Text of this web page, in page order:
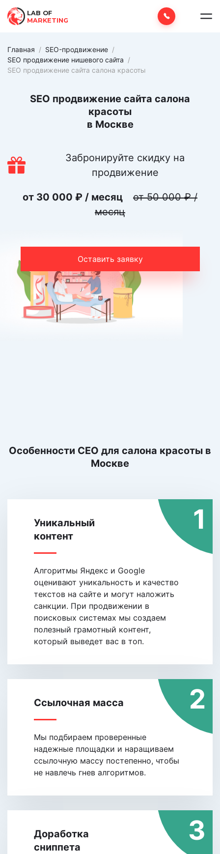
LAB OF
MARKETING
Главная / SEO-продвижение /
SEO продвижение нишевого сайта /
SEO продвижение сайта салона красоты
SEO продвижение сайта салона
красоты
в Москве
Забронируйте скидку на
продвижение
от 30 000 ₽ / месяц
от 50 000 ₽ /
месяц
Оставить заявку
Особенности СЕО для салона красоты в
Москве
Уникальный
контент
1
Алгоритмы Яндекс и Google
оценивают уникальность и качество
текстов на сайте и могут наложить
санкции. При продвижении в
поисковых системах мы создаем
полезный грамотный контент,
который выведет вас в топ.
Ссылочная масса 2
Мы подбираем проверенные
надежные площадки и наращиваем
ссылочную массу постепенно, чтобы
не навлечь гнев алгоритмов.
Доработка
сниппета
3